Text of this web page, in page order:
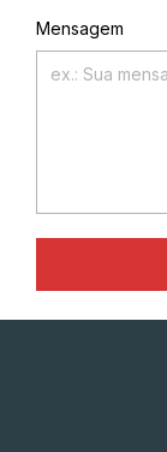
Mensagem